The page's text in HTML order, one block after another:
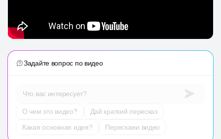
Задайте вопрос по видео
Что вас интересует?
О чем это видео?
Дай краткий пересказ
Какая основная идея?
Перескажи видео